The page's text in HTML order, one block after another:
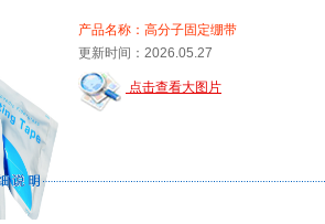
产品名称：高分子固定绷带
更新时间：2026.05.27
点击查看大图片